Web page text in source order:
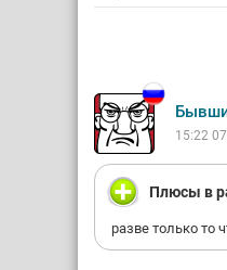
15:22
Плюсы в
разве только то